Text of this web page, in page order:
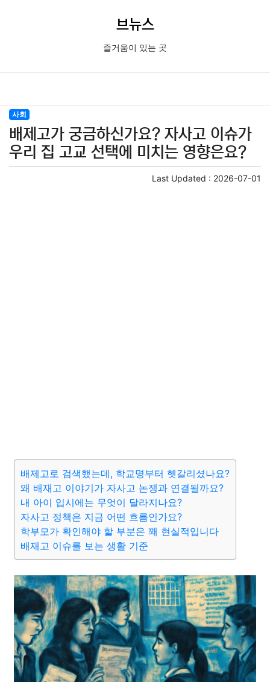
브뉴스
즐거움이 있는 곳
사회
배제고가 궁금하신가요? 자사고 이슈가
우리 집 고교 선택에 미치는 영향은요?
Last Updated : 2026-07-01
배제고로 검색했는데, 학교명부터 헷갈리셨나요?
왜 배재고 이야기가 자사고 논쟁과 연결될까요?
내 아이 입시에는 무엇이 달라지나요?
자사고 정책은 지금 어떤 흐름인가요?
학부모가 확인해야 할 부분은 꽤 현실적입니다
배재고 이슈를 보는 생활 기준